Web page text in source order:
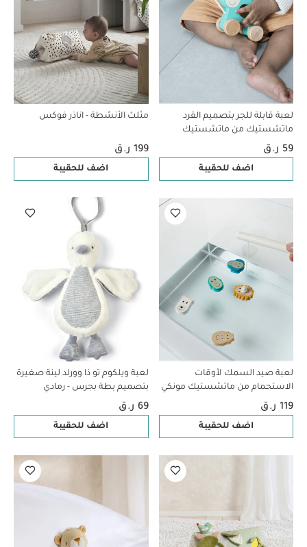
لعبة قابلة للجر بتصميم القرد
ماتشستيك من ماتشستيك
مونكي
59 ر.ق
اضف للحقيبة
مثلث الأنشطة - اناذر فوكس
199 ر.ق
اضف للحقيبة
لعبة صيد السمك لأوقات
الاستحمام من ماتشستيك مونكي
119 ر.ق
اضف للحقيبة
لعبة ويلكوم تو ذا وورلد لينة صغيرة
بتصميم بطة بجرس - رمادي
69 ر.ق
اضف للحقيبة